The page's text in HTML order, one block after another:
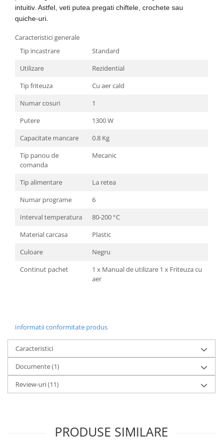
Aspiratoare
Mopuri electrice cu abur
Ingrijire personala
Cantare corporale
Ingrijire tesaturi
Masini de cusut
Ondulatoare
Perii de par electrice
Periute de dinti electrice
Pile electrice
Placi de indreptat parul
Plite
Preparare alimente
Masini de tocat
Espressoare
Preparare desert
Masini de facut paine
Prajitoare de paine
Storcatoare
Storcatoare
Tigai
TV, Electronice & Gaming
Aparate foto & accesorii
intuitiv. Astfel, veti putea pregati chiftele, crochete sau
quiche-uri.
Caracteristici generale
Tip incastrare
Standard
Utilizare
Rezidential
Tip friteuza
Cu aer cald
Numar cosuri
1
Putere
1300 W
Capacitate mancare
0.8 Kg
Tip panou de
comanda
Mecanic
Tip alimentare
La retea
Numar programe
6
Interval temperatura
80-200 °C
Material carcasa
Plastic
Culoare
Negru
Continut pachet
1 x Manual de utilizare 1 x Friteuza cu
aer
Informatii conformitate produs
Caracteristici
Documente (1)
Review-uri(11)
PRODUSE SIMILARE